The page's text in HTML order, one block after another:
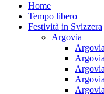
Home
Tempo libero
Festività in Svizzera
Argovia